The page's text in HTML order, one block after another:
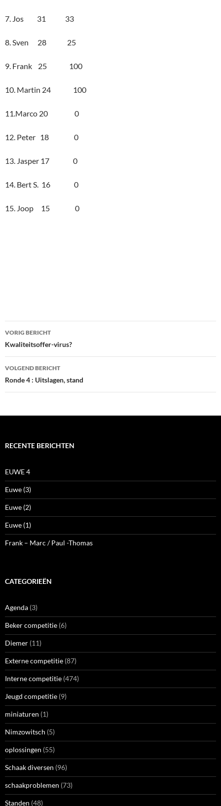
7. Jos 31 33
8. Sven 28 25
9. Frank 25 100
10. Martin 24 100
11.Marco 20 0
12. Peter 18 0
13. Jasper 17 0
14. Bert S. 16 0
15. Joop 15 0
Bericht
navigatie
VORIG BERICHT
Kwaliteitsoffer-virus?
VOLGEND BERICHT
Ronde 4 : Uitslagen, stand
RECENTE BERICHTEN
EUWE 4
Euwe (3)
Euwe (2)
Euwe (1)
Frank – Marc / Paul -Thomas
CATEGORIEËN
Agenda (3)
Beker competitie (6)
Diemer (11)
Externe competitie (87)
Interne competitie (474)
Jeugd competitie (9)
miniaturen (1)
Nimzowitsch (5)
oplossingen (55)
Schaak diversen (96)
schaakproblemen (73)
Standen (48)